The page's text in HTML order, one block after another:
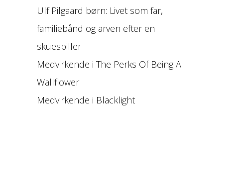
Ulf Pilgaard børn: Livet som far,
familiebånd og arven efter en
skuespiller
Medvirkende i The Perks Of Being A
Wallflower
Medvirkende i Blacklight